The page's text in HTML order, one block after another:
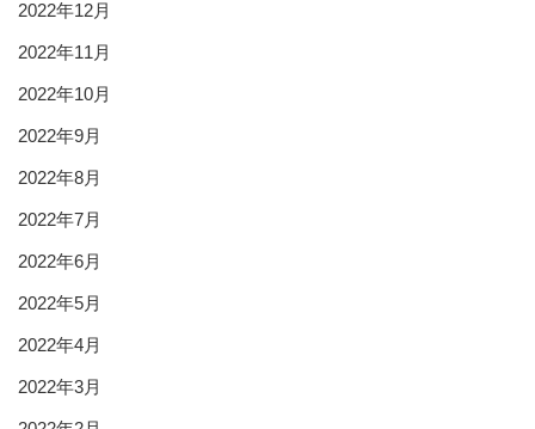
2022年12月
2022年11月
2022年10月
2022年9月
2022年8月
2022年7月
2022年6月
2022年5月
2022年4月
2022年3月